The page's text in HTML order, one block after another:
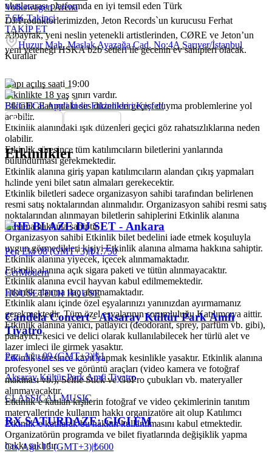
uluslararası platformda en iyi temsil eden Türk
DJ/Produktorlerimizden, Jeton Records`un kurucusu Ferhat
Albayrak, yeni neslin yetenekli artistlerinden, CØRE ve Jeton’un
yeni yeteneği HSKA b2b setleri ile gecenin ev sahipleri olacak.
Volkswagen Arena
7.6K Takipçi
TAKİP ET
Huzur Mah. Maslak Ayazağa Cad. No:4A Sarıyer/İstanbul
Kurallar
Kapı açılış saati 19:00
Etkinlikte 18 yaş sınırı vardır.
Etkinlik alanındaki ses düzenleri geçici duyma problemlerine yol
açabilir.
Etkinlik alanındaki ışık düzenleri geçici göz rahatsızlıklarına neden
olabilir.
Etkinlik süresince tüm katılımcıların biletlerini yanlarında
bulundurması gerekmektedir.
Etkinlik alanına giriş yapan katılımcıların alandan çıkış yapmaları
halinde yeni bilet satın almaları gerekecektir.
Etkinlik biletleri sadece organizasyon sahibi tarafından belirlenen
resmi satış noktalarından alınmalıdır. Organizasyon sahibi resmi satış
noktalarından alınmayan biletlerin sahiplerini Etkinlik alanına
almama hakkına sahiptir.
Organizasyon sahibi Etkinlik bilet bedelini iade etmek koşuluyla
uygun görmedikleri kişiyi Etkinlik alanına almama hakkına sahiptir.
Etkinlik alanına yiyecek, içecek alınmamaktadır.
Etkinlik alanına açık sigara paketi ve tütün alınmayacaktır.
Etkinlik alanına evcil hayvan kabul edilmemektedir.
Etkinlik alanına ilaç alınmamaktadır.
Etkinlik alanı içinde özel eşyalarınızı yanınızdan ayırmamanız
gerekmektedir. Tüm özel eşyalarının sorumluluğu Katılımcıya aittir.
Etkinlik alanına yanıcı, patlayıcı (deodorant, sprey, parfüm vb. gibi),
parlayıcı, kesici ve delici olarak kullanılabilecek her türlü alet ve
lazer imleci ile girmek yasaktır.
Etkinlik süresince kayıt yapmak kesinlikle yasaktır. Etkinlik alanına
profesyonel ses ve görüntü araçları (video kamera ve fotoğraf
makinası vb.), Selfie Stick ve GoPro çubukları vb. materyaller
alınmayacaktır.
Etkinlik’e katılan kişilerin fotoğraf ve video çekimlerinin tanıtım
materyallerinde kullanım hakkı organizatöre ait olup Katılımcı
Etkinlik’e katılarak bu hakkın kullanılmasını kabul etmektedir.
Organizatörün programda ve bilet fiyatlarında değişiklik yapma
hakkı saklıdır.
BUGECE App'i İndir Etkinlikleri Keşfet!
Etkinlikler
THE BLAZE DJ SET - Ankara
Per, Eki 08 (GMT+3)|₺1.750
CerModern
HOUSETECH HOUSE
Candela Concert - Aksaray Kültür Park Amfi
Tiyatro
Paz, Ağu 09 (GMT+3)|₺1
Aksaray Kültür Park Amfi Tiyatro
CLASSICAL MUSIC
RX SATURDAZE: GIGI FM
Cts, Ağu 15 (GMT+3)|₺600